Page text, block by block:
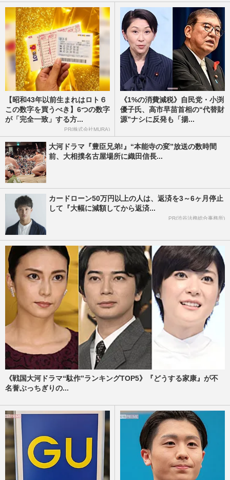
【昭和43年以前生まれはロト６
この数字を買うべき】6つの数字
が「完全一致」する方...
PR(株式会社MURA)
《1%の消費減税》自民党・小渕
優子氏、高市早苗首相の“代替財
源”ナシに反発も「揚...
大河ドラマ『豊臣兄弟!』“本能寺の変”放送の数時間
前、大相撲名古屋場所に織田信長...
カードローン50万円以上の人は、返済を3～6ヶ月停止
して『大幅に減額してから返済...
PR(渋谷法務総合事務所)
《戦国大河ドラマ“駄作”ランキングTOP5》『どうする家康』が不
名誉ぶっちぎりの...